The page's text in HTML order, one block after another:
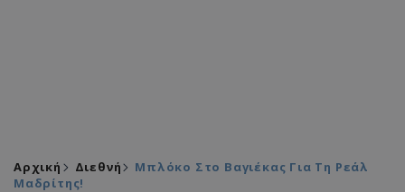
Αρχική Διεθνή
Μπλόκο Στο Βαγιέκας Για Τη Ρεάλ
Μαδρίτης!